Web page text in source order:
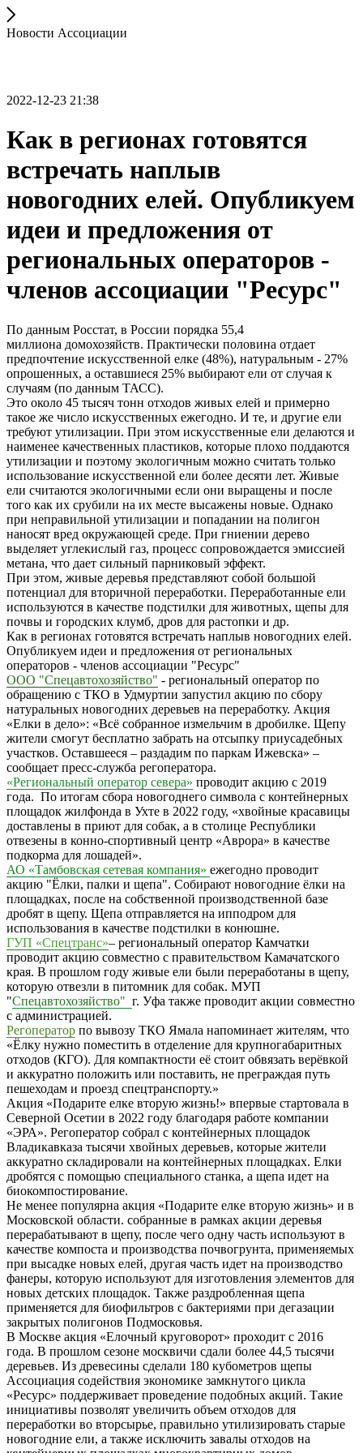
Новости Ассоциации
2022-12-23 21:38
Как в регионах готовятся
встречать наплыв
новогодних елей. Опубликуем
идеи и предложения от
региональных операторов -
членов ассоциации "Ресурс"
По данным Росстат, в России порядка 55,4
миллиона домохозяйств. Практически половина отдает
предпочтение искусственной елке (48%), натуральным - 27%
опрошенных, а оставшиеся 25% выбирают ели от случая к
случаям (по данным ТАСС).
Это около 45 тысяч тонн отходов живых елей и примерно
такое же число искусственных ежегодно. И те, и другие ели
требуют утилизации. При этом искусственные ели делаются и
наименее качественных пластиков, которые плохо поддаются
утилизации и поэтому экологичным можно считать только
использование искусственной ели более десяти лет. Живые
ели считаются экологичными если они выращены и после
того как их срубили на их месте высажены новые. Однако
при неправильной утилизации и попадании на полигон
наносят вред окружающей среде. При гниении дерево
выделяет углекислый газ, процесс сопровождается эмиссией
метана, что дает сильный парниковый эффект.
При этом, живые деревья представляют собой большой
потенциал для вторичной переработки. Переработанные ели
используются в качестве подстилки для животных, щепы для
почвы и городских клумб, дров для растопки и др.
Как в регионах готовятся встречать наплыв новогодних елей.
Опубликуем идеи и предложения от региональных
операторов - членов ассоциации "Ресурс"
ООО "Спецавтохозяйство" - региональный оператор по
обращению с ТКО в Удмуртии запустил акцию по сбору
натуральных новогодних деревьев на переработку. Акция
«Елки в дело»: «Всё собранное измельчим в дробилке. Щепу
жители смогут бесплатно забрать на отсыпку приусадебных
участков. Оставшееся – раздадим по паркам Ижевска» –
сообщает пресс-служба регоператора.
«Региональный оператор севера» проводит акцию с 2019
года. По итогам сбора новогоднего символа с контейнерных
площадок жилфонда в Ухте в 2022 году, «хвойные красавицы
доставлены в приют для собак, а в столице Республики
отвезены в конно-спортивный центр «Аврора» в качестве
подкорма для лошадей».
АО «Тамбовская сетевая компания» ежегодно проводит
акцию "Ёлки, палки и щепа". Собирают новогодние ёлки на
площадках, после на собственной производственной базе
дробят в щепу. Щепа отправляется на ипподром для
использования в качестве подстилки в конюшне.
ГУП «Спецтранс»– региональный оператор Камчатки
проводит акцию совместно с правительством Камачатского
края. В прошлом году живые ели были переработаны в щепу,
которую отвезли в питомник для собак. МУП
"Спецавтохозяйство" г. Уфа также проводит акции совместно
с администрацией.
Регоператор по вывозу ТКО Ямала напоминает жителям, что
«Ёлку нужно поместить в отделение для крупногабаритных
отходов (КГО). Для компактности её стоит обвязать верёвкой
и аккуратно положить или поставить, не преграждая путь
пешеходам и проезд спецтранспорту.»
Акция «Подарите елке вторую жизнь!» впервые стартовала в
Северной Осетии в 2022 году благодаря работе компании
«ЭРА». Регоператор собрал с контейнерных площадок
Владикавказа тысячи хвойных деревьев, которые жители
аккуратно складировали на контейнерных площадках. Елки
дробятся с помощью специального станка, а щепа идет на
биокомпостирование.
Не менее популярна акция «Подарите елке вторую жизнь» и в
Московской области. собранные в рамках акции деревья
перерабатывают в щепу, после чего одну часть используют в
качестве компоста и производства почвогрунта, применяемых
при высадке новых елей, другая часть идет на производство
фанеры, которую используют для изготовления элементов для
новых детских площадок. Также раздробленная щепа
применяется для биофильтров с бактериями при дегазации
закрытых полигонов Подмосковья.
В Москве акция «Елочный круговорот» проходит с 2016
года. В прошлом сезоне москвичи сдали более 44,5 тысячи
деревьев. Из древесины сделали 180 кубометров щепы
Ассоциация содействия экономике замкнутого цикла
«Ресурс» поддерживает проведение подобных акций. Такие
инициативы позволят увеличить объем отходов для
переработки во вторсырье, правильно утилизировать старые
новогодние ели, а также исключить завалы отходов на